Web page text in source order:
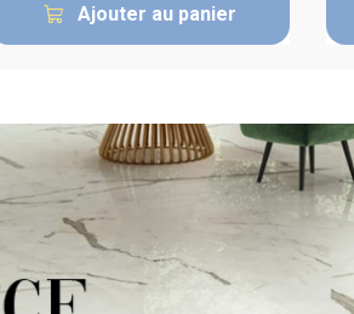
Ajouter au panier